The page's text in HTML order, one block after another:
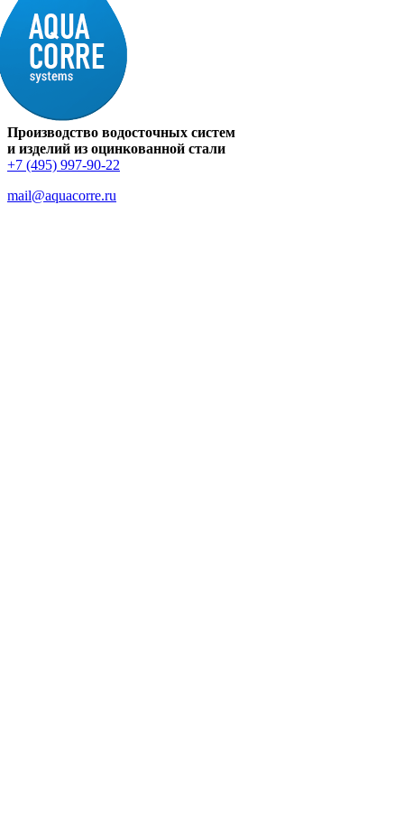
Производство водосточных систем
и изделий из оцинкованной стали
+7 (495) 997-90-22
mail@aquacorre.ru